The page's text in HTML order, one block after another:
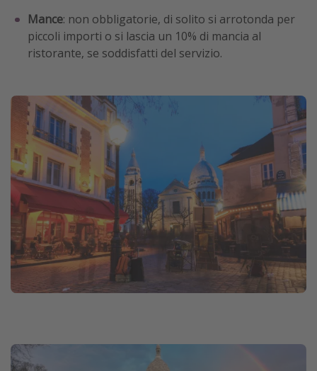
Mance: non obbligatorie, di solito si arrotonda per
piccoli importi o si lascia un 10% di mancia al
ristorante, se soddisfatti del servizio.